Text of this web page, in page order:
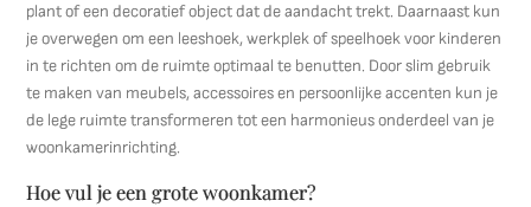
plant of een decoratief object dat de aandacht trekt. Daarnaast kun
je overwegen om een leeshoek, werkplek of speelhoek voor kinderen
in te richten om de ruimte optimaal te benutten. Door slim gebruik
te maken van meubels, accessoires en persoonlijke accenten kun je
de lege ruimte transformeren tot een harmonieus onderdeel van je
woonkamerinrichting.
Hoe vul je een grote woonkamer?